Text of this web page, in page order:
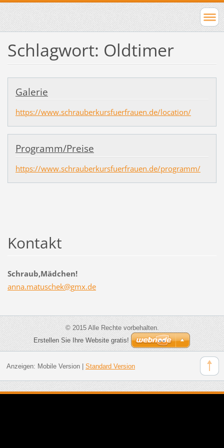
Schlagwort: Oldtimer
Galerie
https://www.schrauberkursfuerfrauen.de/location/
Programm/Preise
https://www.schrauberkursfuerfrauen.de/programm/
Kontakt
Schraub,Mädchen!
anna.matuschek@gmx.de
© 2015 Alle Rechte vorbehalten.
Erstellen Sie Ihre Website gratis!
Anzeigen: Mobile Version| Standard Version